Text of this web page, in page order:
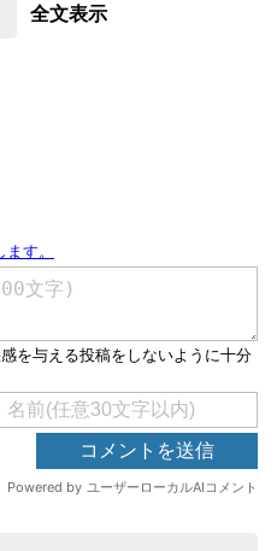
全文表示